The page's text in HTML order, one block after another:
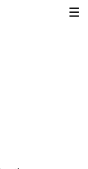
☰